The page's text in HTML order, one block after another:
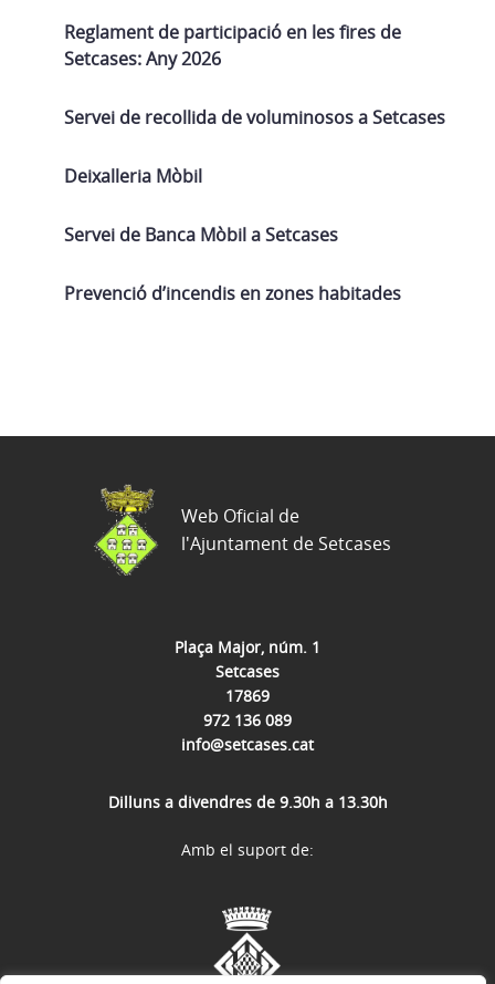
Reglament de participació en les fires de
Setcases: Any 2026
Servei de recollida de voluminosos a Setcases
Deixalleria Mòbil
Servei de Banca Mòbil a Setcases
Prevenció d’incendis en zones habitades
Plaça Major, núm. 1
Setcases
17869
972 136 089
info@setcases.cat
Dilluns a divendres de 9.30h a 13.30h
Web Oficial de
l'Ajuntament de Setcases
Amb el suport de: